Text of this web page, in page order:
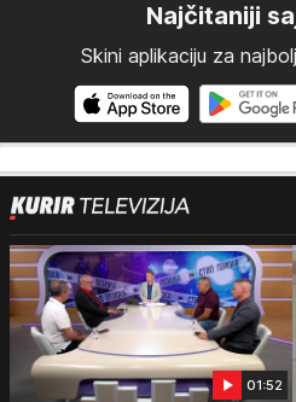
Najčitaniji
Skini aplikaciju za
01:52